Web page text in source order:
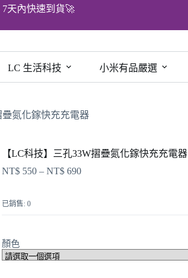
7天內快速到貨🚀
LC 生活科技 小米有品嚴選
疊氮化鎵快充充電器
【LC科技】三孔33W摺疊氮化鎵快充充電器
NT$ 550 – NT$ 690
已銷售: 0
顏色